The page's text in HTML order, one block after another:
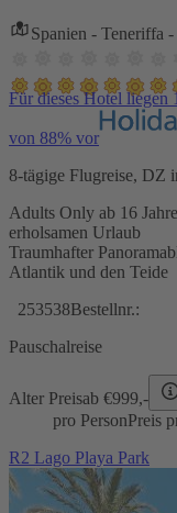
Spanien - Teneriffa
Für dieses Hotel
von 88% vor
8-tägige Flugreise, DZ
Adults Only ab 16
erholsamen Urlaub
Traumhafter
Atlantik und den Teide
253538Bestellnr.:
Pauschalreise
Alter Preisab €999,-
pro PersonPreis
R2 Lago Playa Park